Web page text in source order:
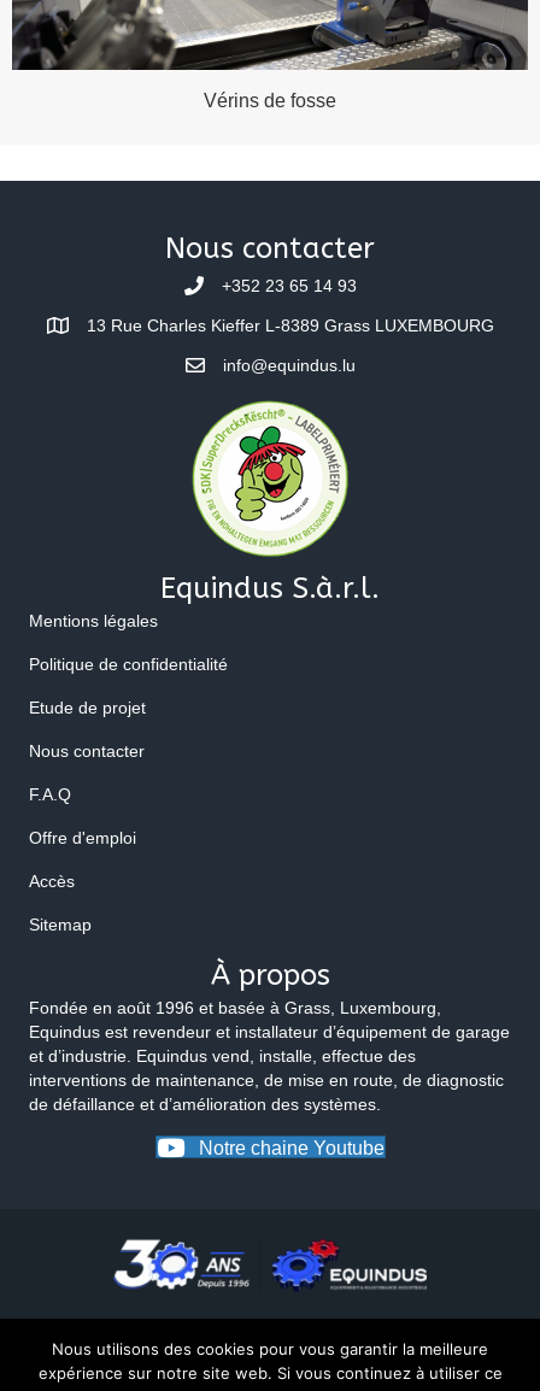
Vérins de fosse
Nous contacter
+352 23 65 14 93
13 Rue Charles Kieffer L-8389 Grass LUXEMBOURG
info@equindus.lu
Equindus S.à.r.l.
Mentions légales
Politique de confidentialité
Etude de projet
Nous contacter
F.A.Q
Offre d'emploi
Accès
Sitemap
À propos
Fondée en août 1996 et basée à Grass, Luxembourg,
Equindus est revendeur et installateur d’équipement de garage
et d’industrie. Equindus vend, installe, effectue des
interventions de maintenance, de mise en route, de diagnostic
de défaillance et d’amélioration des systèmes.
Notre chaine Youtube
Nous utilisons des cookies pour vous garantir la meilleure
expérience sur notre site web. Si vous continuez à utiliser ce